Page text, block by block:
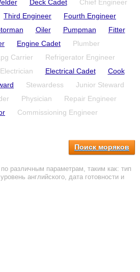
Deck Cadet
Chief Engineer
Third Engineer
Fourth Engineer
Oiler Pumpman
Fitter
Engine Cadet
Plumber
Carrier
Refrigerator Engineer
Electrician Electrical Cadet
Cook
Stewardess
Junior Steward
Physician
Repair Engineer
Commissioning Engineer
Поиск моряков
различным параметрам, таким как: тип
английского, дата готовности и